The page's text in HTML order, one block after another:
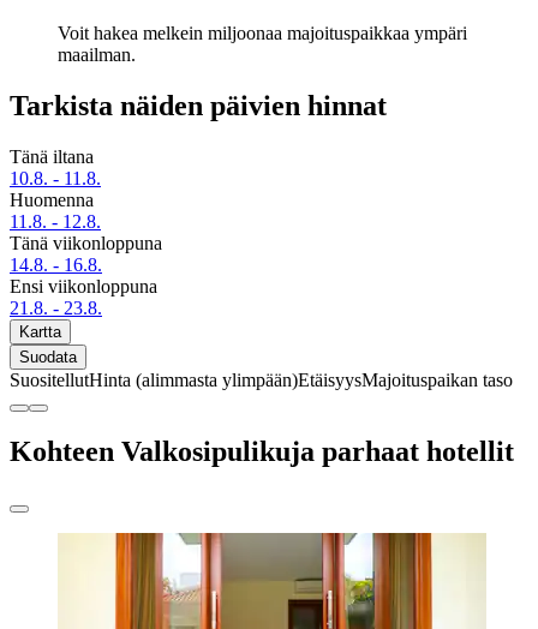
Voit hakea melkein miljoonaa majoituspaikkaa ympäri
maailman.
Tarkista näiden päivien hinnat
Tänä iltana
10.8. - 11.8.
Huomenna
11.8. - 12.8.
Tänä viikonloppuna
14.8. - 16.8.
Ensi viikonloppuna
21.8. - 23.8.
Kartta
Suodata
SuositellutHinta (alimmasta ylimpään)EtäisyysMajoituspaikan taso
Kohteen Valkosipulikuja parhaat hotellit